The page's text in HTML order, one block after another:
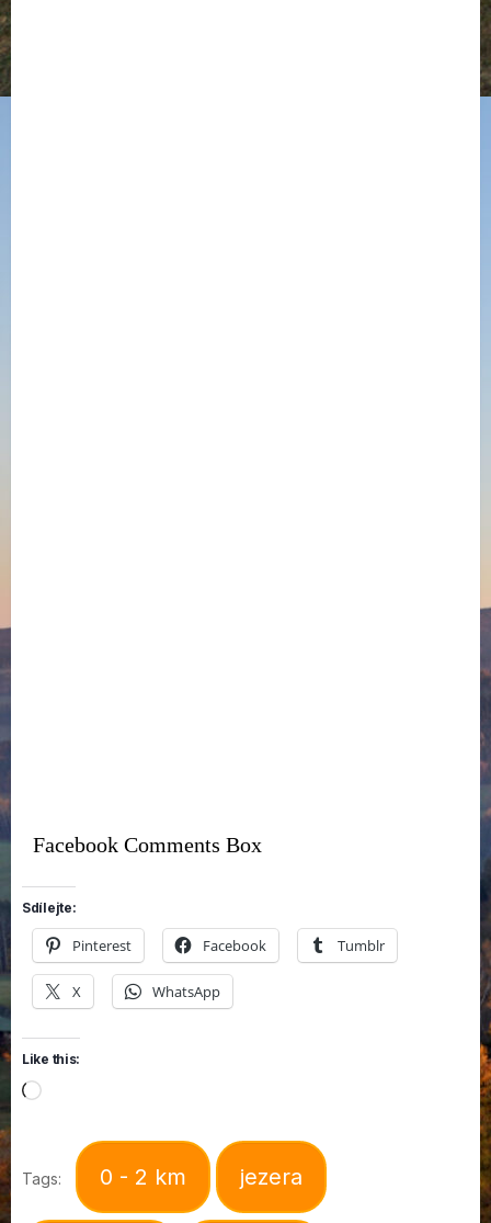
Facebook Comments Box
Sdílejte:
Pinterest Facebook Tumblr
X WhatsApp
Like this:
Loading…
Tags: 0 - 2 km jezera